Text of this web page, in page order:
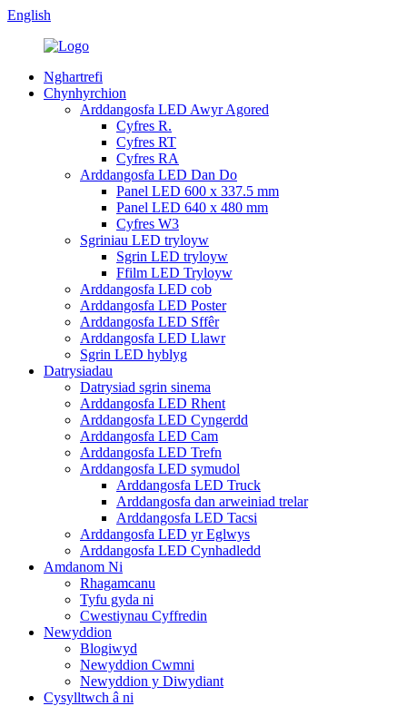
English
Nghartrefi
Chynhyrchion
Arddangosfa LED Awyr Agored
Cyfres R.
Cyfres RT
Cyfres RA
Arddangosfa LED Dan Do
Panel LED 600 x 337.5 mm
Panel LED 640 x 480 mm
Cyfres W3
Sgriniau LED tryloyw
Sgrin LED tryloyw
Ffilm LED Tryloyw
Arddangosfa LED cob
Arddangosfa LED Poster
Arddangosfa LED Sffêr
Arddangosfa LED Llawr
Sgrin LED hyblyg
Datrysiadau
Datrysiad sgrin sinema
Arddangosfa LED Rhent
Arddangosfa LED Cyngerdd
Arddangosfa LED Cam
Arddangosfa LED Trefn
Arddangosfa LED symudol
Arddangosfa LED Truck
Arddangosfa dan arweiniad trelar
Arddangosfa LED Tacsi
Arddangosfa LED yr Eglwys
Arddangosfa LED Cynhadledd
Amdanom Ni
Rhagamcanu
Tyfu gyda ni
Cwestiynau Cyffredin
Newyddion
Blogiwyd
Newyddion Cwmni
Newyddion y Diwydiant
Cysylltwch â ni